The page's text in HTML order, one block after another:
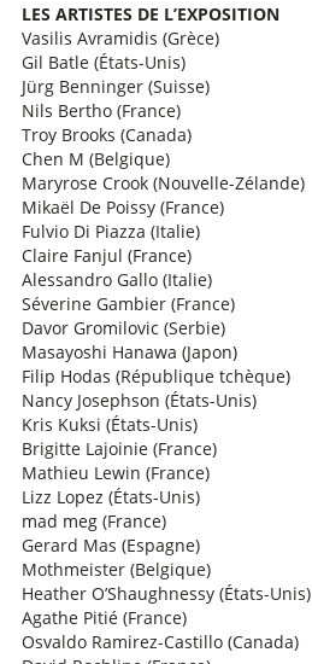
LES ARTISTES DE L’EXPOSITION
Vasilis Avramidis (Grèce)
Gil Batle (États-Unis)
Jürg Benninger (Suisse)
Nils Bertho (France)
Troy Brooks (Canada)
Chen M (Belgique)
Maryrose Crook (Nouvelle-Zélande)
Mikaël De Poissy (France)
Fulvio Di Piazza (Italie)
Claire Fanjul (France)
Alessandro Gallo (Italie)
Séverine Gambier (France)
Davor Gromilovic (Serbie)
Masayoshi Hanawa (Japon)
Filip Hodas (République tchèque)
Nancy Josephson (États-Unis)
Kris Kuksi (États-Unis)
Brigitte Lajoinie (France)
Mathieu Lewin (France)
Lizz Lopez (États-Unis)
mad meg (France)
Gerard Mas (Espagne)
Mothmeister (Belgique)
Heather O’Shaughnessy (États-Unis)
Agathe Pitié (France)
Osvaldo Ramirez-Castillo (Canada)